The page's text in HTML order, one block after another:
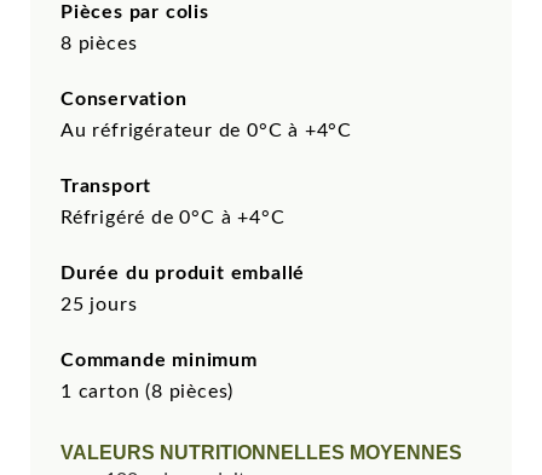
Pièces par colis
8 pièces
Conservation
Au réfrigérateur de 0°C à +4°C
Transport
Réfrigéré de 0°C à +4°C
Durée du produit emballé
25 jours
Commande minimum
1 carton (8 pièces)
VALEURS NUTRITIONNELLES MOYENNES